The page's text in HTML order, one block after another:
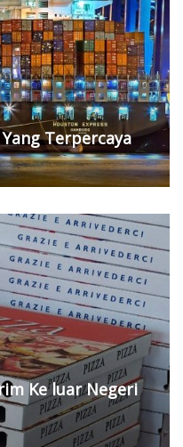
Terpercaya
Ke luar Negeri